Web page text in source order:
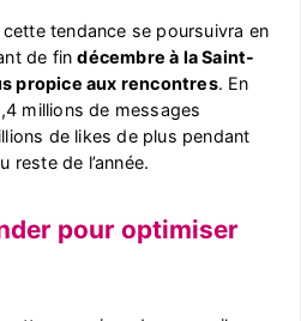
cette tendance se poursuivra en
de findécembre à la Saint-
propice aux rencontres. En
millions de messages
de likes de plus pendant
reste de l’année.
pour optimiser